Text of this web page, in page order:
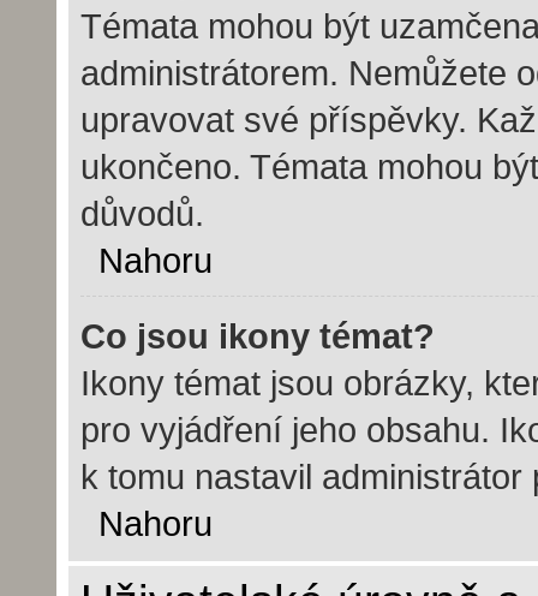
Témata mohou být
administrátorem. Nemůžete
upravovat své příspěvky.
ukončeno. Témata mohou
důvodů.
Nahoru
Co jsou ikony témat?
Ikony témat jsou obrázky,
pro vyjádření jeho obsahu.
k tomu nastavil
Nahoru